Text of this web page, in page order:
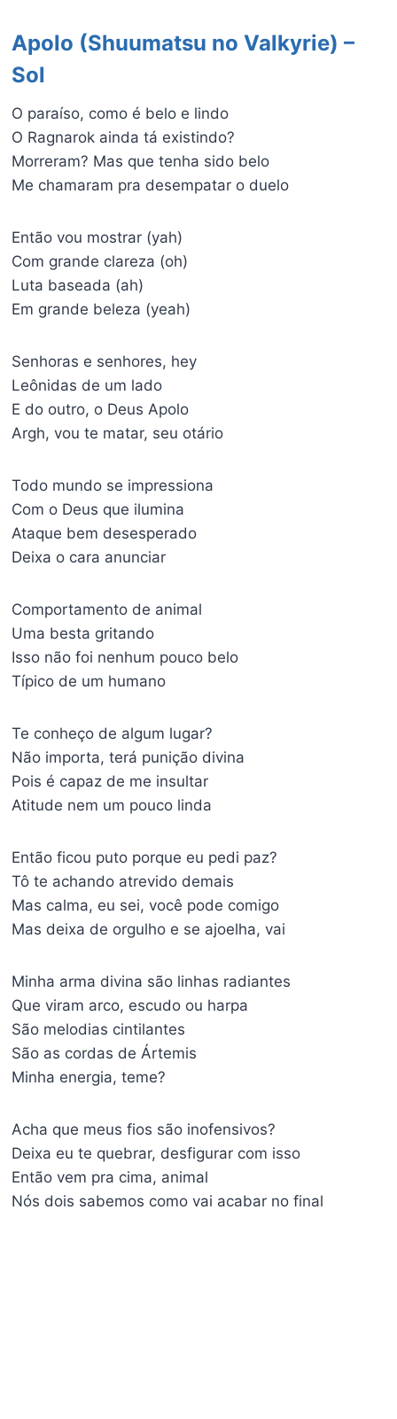
Apolo (Shuumatsu no Valkyrie) –
Sol
O paraíso, como é belo e lindo
O Ragnarok ainda tá existindo?
Morreram? Mas que tenha sido belo
Me chamaram pra desempatar o duelo
Então vou mostrar (yah)
Com grande clareza (oh)
Luta baseada (ah)
Em grande beleza (yeah)
Senhoras e senhores, hey
Leônidas de um lado
E do outro, o Deus Apolo
Argh, vou te matar, seu otário
Todo mundo se impressiona
Com o Deus que ilumina
Ataque bem desesperado
Deixa o cara anunciar
Comportamento de animal
Uma besta gritando
Isso não foi nenhum pouco belo
Típico de um humano
Te conheço de algum lugar?
Não importa, terá punição divina
Pois é capaz de me insultar
Atitude nem um pouco linda
Então ficou puto porque eu pedi paz?
Tô te achando atrevido demais
Mas calma, eu sei, você pode comigo
Mas deixa de orgulho e se ajoelha, vai
Minha arma divina são linhas radiantes
Que viram arco, escudo ou harpa
São melodias cintilantes
São as cordas de Ártemis
Minha energia, teme?
Acha que meus fios são inofensivos?
Deixa eu te quebrar, desfigurar com isso
Então vem pra cima, animal
Nós dois sabemos como vai acabar no final